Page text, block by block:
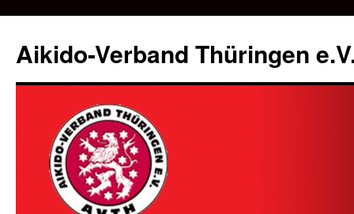
springen
Aikido-Verband Thüringen